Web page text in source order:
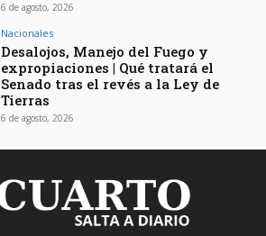
6 de agosto, 2026
Nacionales
Desalojos, Manejo del Fuego y
expropiaciones | Qué tratará el
Senado tras el revés a la Ley de
Tierras
6 de agosto, 2026